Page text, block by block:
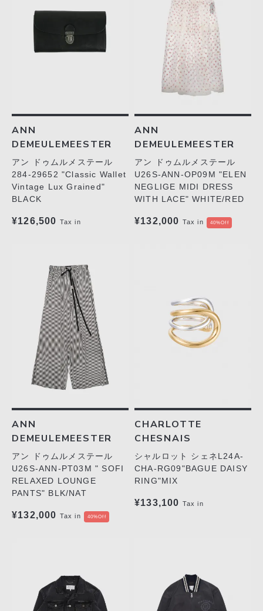
ANN
DEMEULEMEESTER
アン ドゥムルメステール
284-29652 "Classic Wallet
Vintage Lux Grained"
BLACK
¥126,500 Tax in
ANN
DEMEULEMEESTER
アン ドゥムルメステール
U26S-ANN-OP09M "ELEN
NEGLIGE MIDI DRESS
WITH LACE" WHITE/RED
¥132,000 Tax in 40%Off
ANN
DEMEULEMEESTER
アン ドゥムルメステール
U26S-ANN-PT03M " SOFI
RELAXED LOUNGE
PANTS" BLK/NAT
¥132,000 Tax in 40%Off
CHARLOTTE
CHESNAIS
シャルロット シェネL24A-
CHA-RG09"BAGUE DAISY
RING"MIX
¥133,100 Tax in